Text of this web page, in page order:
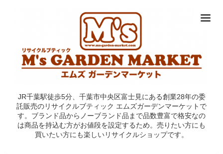
JR千葉駅徒歩5分、千葉市中央区富士見にある創業28年の委
託販売のリサイクルブティック エムズガーデンマーケットで
す。ブランド品からノーブランド品まで品数豊富で格安なの
は商品を持込む方がお値段を設定するため。売りたい方にも
買いたい方にも楽しいリサイクルショップです。